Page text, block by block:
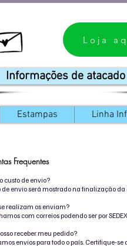
Loja
Informações de atacado
Estampas Linha
Frequentes
custo de envio?
de envio será mostrado na finalização
realizam os enviam?
com correios podendo ser por SEDEX
receber meu pedido?
envios para todo o país. Certifique-se